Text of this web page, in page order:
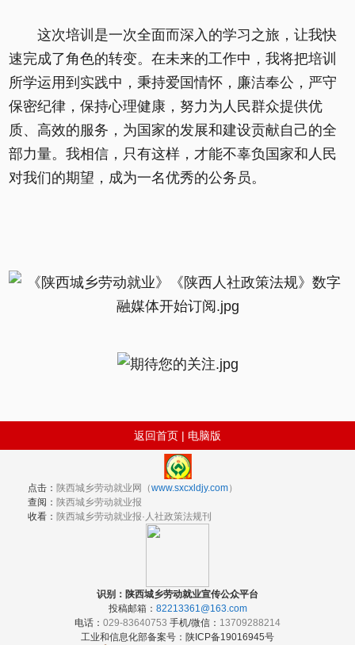
这次培训是一次全面而深入的学习之旅，让我快
速完成了角色的转变。在未来的工作中，我将把培训
所学运用到实践中，秉持爱国情怀，廉洁奉公，严守
保密纪律，保持心理健康，努力为人民群众提供优
质、高效的服务，为国家的发展和建设贡献自己的全
部力量。我相信，只有这样，才能不辜负国家和人民
对我们的期望，成为一名优秀的公务员。
返回首页 | 电脑版
点击： 陕西城乡劳动就业网（www.sxcxldjy.com）
查阅： 陕西城乡劳动就业报
收看： 陕西城乡劳动就业报·人社政策法规刊
识别：陕西城乡劳动就业宣传公众平台
投稿邮箱： 82213361@163.com
电话： 029-83640753 手机/微信： 13709288214
工业和信息化部备案号：陕ICP备19016945号